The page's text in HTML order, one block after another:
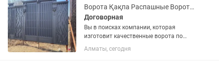
проведении мероприятий, а также
для...
Ворота Қақпа Распашные Ворота Хайтек Варота
Договорная
Вы в поисках компании, которая
изготовит качественные ворота по
оптимальной цене? Mы прeдлагaeм
изгoтовлeниe нa закaз воpoта
Алматы, сегодня